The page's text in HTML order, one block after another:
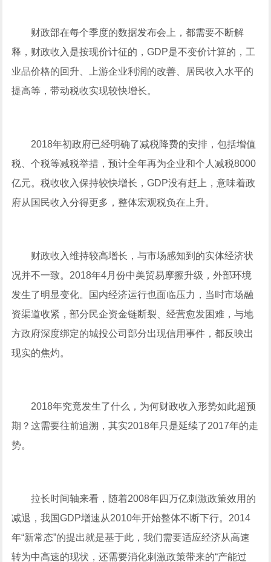
财政部在每个季度的数据发布会上，都需要不断解
释，财政收入是按现价计征的，GDP是不变价计算的，工
业品价格的回升、上游企业利润的改善、居民收入水平的
提高等，带动税收实现较快增长。
2018年初政府已经明确了减税降费的安排，包括增值
税、个税等减税举措，预计全年再为企业和个人减税8000
亿元。税收收入保持较快增长，GDP没有赶上，意味着政
府从国民收入分得更多，整体宏观税负在上升。
财政收入维持较高增长，与市场感知到的实体经济状
况并不一致。2018年4月份中美贸易摩擦升级，外部环境
发生了明显变化。国内经济运行也面临压力，当时市场融
资渠道收紧，部分民企资金链断裂、经营愈发困难，与地
方政府深度绑定的城投公司部分出现信用事件，都反映出
现实的焦灼。
2018年究竟发生了什么，为何财政收入形势如此超预
期？这需要往前追溯，其实2018年只是延续了2017年的走
势。
拉长时间轴来看，随着2008年四万亿刺激政策效用的
减退，我国GDP增速从2010年开始整体不断下行。2014
年“新常态”的提出就是基于此，我们需要适应经济从高速
转为中高速的现状，还需要消化刺激政策带来的“产能过